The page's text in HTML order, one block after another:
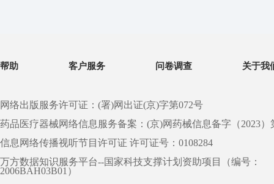
帮助 客户服务 问卷调查 关于我
网络出版服务许可证：(署)网出证(京)字第072号
药品医疗器械网络信息服务备案：(京)网药械信息备字（2023）
信息网络传播视听节目许可证 许可证号：0108284
万方数据知识服务平台--国家科技支撑计划资助项目（编号：
2006BAH03B01）